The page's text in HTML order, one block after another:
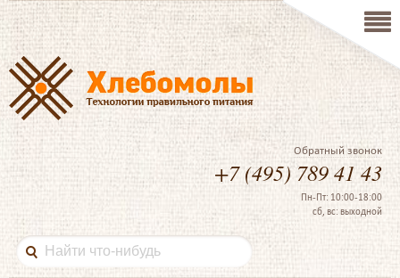
Обратный звонок
+7 (495) 789 41 43
Пн-Пт: 10:00-18:00
сб, вс: выходной